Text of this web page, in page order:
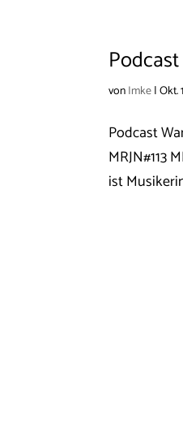
vonImke|Okt.
Podcast
MRJN#113
ist